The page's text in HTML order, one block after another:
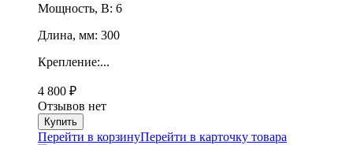
Мощность, В: 6
Длина, мм: 300
Крепление:...
4 800 ₽
Отзывов нет
Перейти в корзинуПерейти в карточку товара